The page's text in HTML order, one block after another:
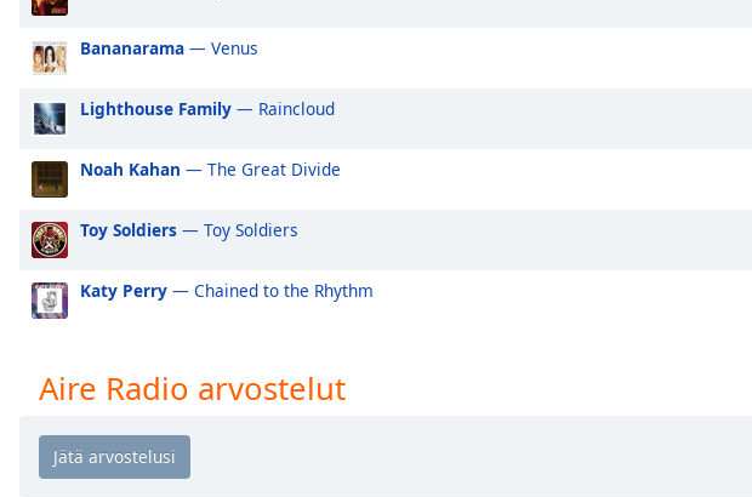
Track
in-
Picture
Fullscreen
This
modal
window.
dialog
Escape
Bananarama — Venus
Lighthouse Family — Raincloud
Noah Kahan — The Great Divide
Toy Soldiers — Toy Soldiers
Katy Perry — Chained to the Rhythm
Aire Radio arvostelut